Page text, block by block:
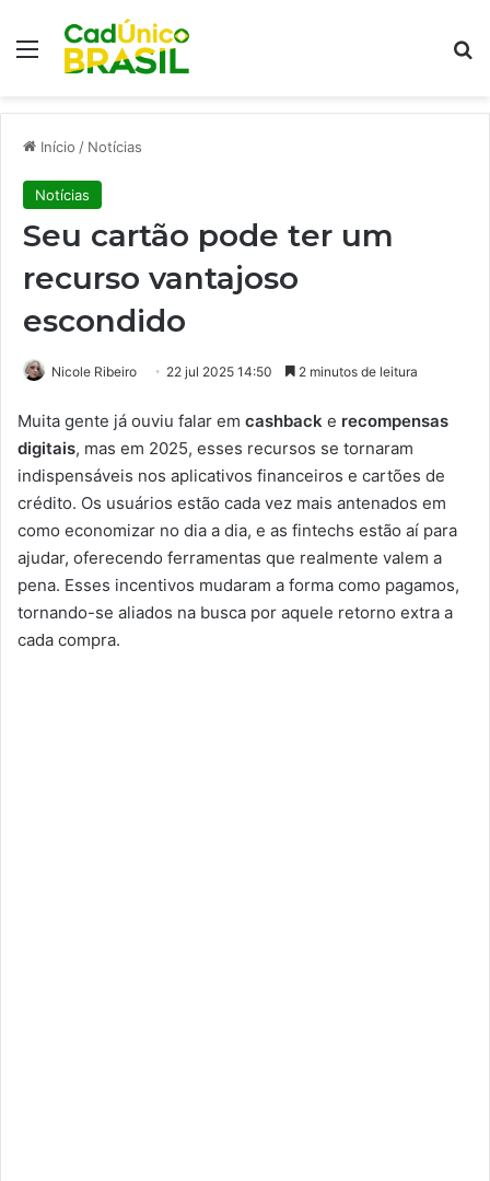
Menu
Início / Notícias
Notícias
Seu cartão pode ter um
recurso vantajoso
escondido
Nicole Ribeiro 22 jul 2025 14:50 2 minutos de leitura
Muita gente já ouviu falar em cashback e recompensas
digitais, mas em 2025, esses recursos se tornaram
indispensáveis nos aplicativos financeiros e cartões de
crédito. Os usuários estão cada vez mais antenados em
como economizar no dia a dia, e as fintechs estão aí para
ajudar, oferecendo ferramentas que realmente valem a
pena. Esses incentivos mudaram a forma como pagamos,
tornando-se aliados na busca por aquele retorno extra a
cada compra.